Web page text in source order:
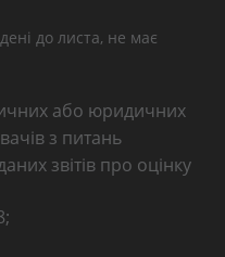
до листа, не має
або юридичних
з питань
звітів про оцінку